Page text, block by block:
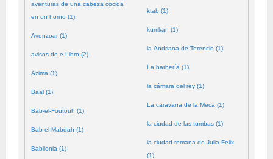
aventuras de una cabeza cocida
en un horno (1)
Avenzoar (1)
avisos de e-Libro (2)
Azima (1)
Baal (1)
Bab-el-Foutouh (1)
Bab-el-Mabdah (1)
Babilonia (1)
ktab (1)
kumkan (1)
la Andriana de Terencio (1)
La barbería (1)
la cámara del rey (1)
La caravana de la Meca (1)
la ciudad de las tumbas (1)
la ciudad romana de Julia Felix
(1)